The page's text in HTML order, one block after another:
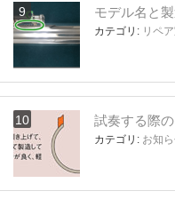
モデル名と
カテゴリ: リペ
試奏する際
カテゴリ: お知